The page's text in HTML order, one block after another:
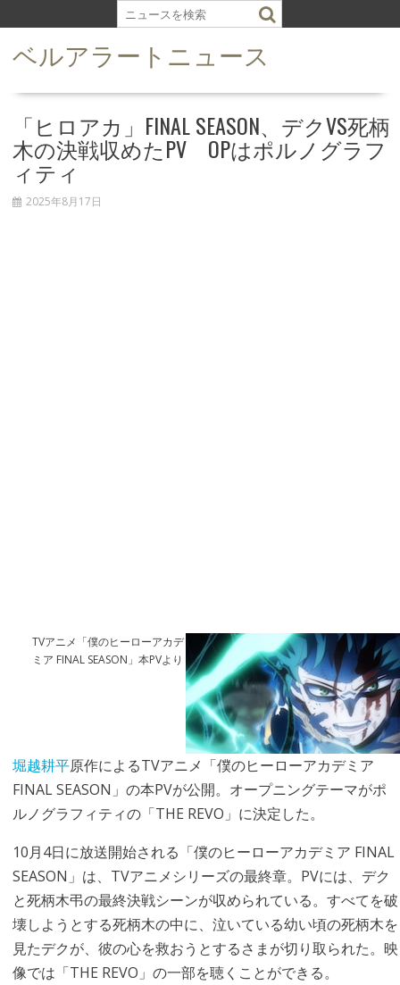
k
ベルアラートニュース
「ヒロアカ」FINAL SEASON、デクVS死柄
木の決戦収めたPV OPはポルノグラフ
ィティ
2025年8月17日
TVアニメ「僕のヒーローアカデ
ミア FINAL SEASON」本PVより
堀越耕平原作によるTVアニメ「僕のヒーローアカデミア
FINAL SEASON」の本PVが公開。オープニングテーマがポ
ルノグラフィティの「THE REVO」に決定した。
10月4日に放送開始される「僕のヒーローアカデミア FINAL
SEASON」は、TVアニメシリーズの最終章。PVには、デク
と死柄木弔の最終決戦シーンが収められている。すべてを破
壊しようとする死柄木の中に、泣いている幼い頃の死柄木を
見たデクが、彼の心を救おうとするさまが切り取られた。映
像では「THE REVO」の一部を聴くことができる。